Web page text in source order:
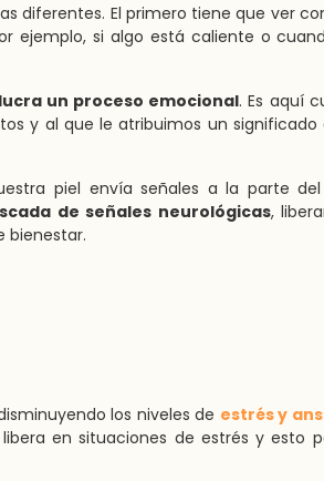
diferentes. El primero tiene que ver
ejemplo, si algo está caliente o
un proceso emocional. Es aquí
y al que le atribuimos un
piel envía señales a la parte
de señales neurológicas,
bienestar.
los niveles de estrés y
en situaciones de estrés y esto